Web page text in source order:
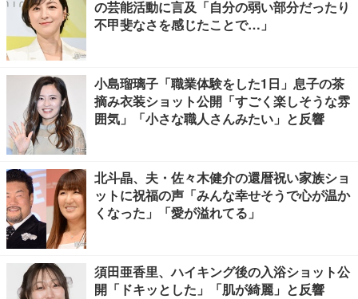
の芸能活動に言及「自分の弱い部分だったり
不甲斐なさを感じたことで…」
小島瑠璃子「職業体験をした1日」息子の茶
摘み衣装ショット公開「すごく楽しそうな雰
囲気」「小さな職人さんみたい」と反響
北斗晶、夫・佐々木健介の還暦祝い家族ショ
ットに祝福の声「みんな幸せそうで心が温か
くなった」「愛が溢れてる」
須田亜香里、ハイキング後の入浴ショット公
開「ドキッとした」「肌が綺麗」と反響